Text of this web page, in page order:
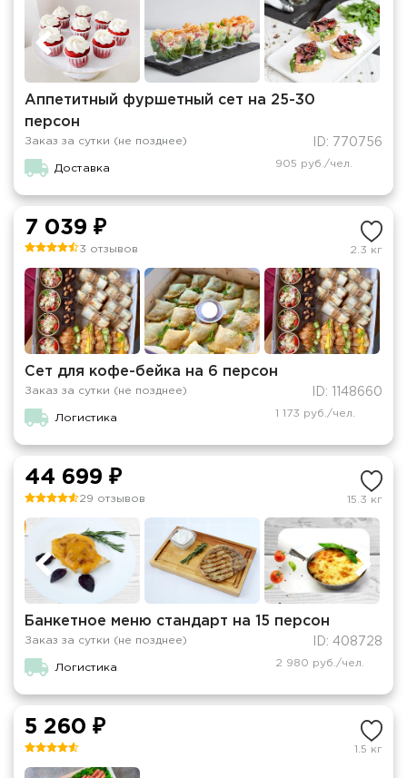
Аппетитный фуршетный сет на 25-30
персон
Заказ за сутки (не позднее) ID: 770756
Доставка 905 руб./чел.
7 039 ₽
3 отзывов 2.3 кг
Сет для кофе-бейка на 6 персон
Заказ за сутки (не позднее) ID: 1148660
Логистика 1 173 руб./чел.
44 699 ₽
29 отзывов 15.3 кг
Банкетное меню стандарт на 15 персон
Заказ за сутки (не позднее) ID: 408728
Логистика 2 980 руб./чел.
5 260 ₽
1.5 кг